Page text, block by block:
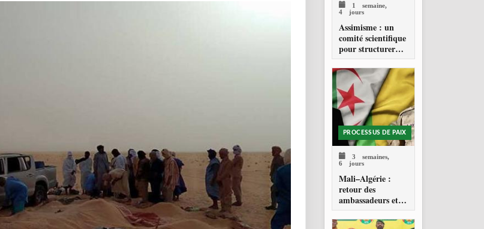
1 semaine,
4 jours
Assimisme : un
comité scientifique
pour structurer
une doctrine de la
refondation
PROCESSUS DE PAIX
3 semaines,
6 jours
Mali–Algérie :
retour des
ambassadeurs et
réouverture des
espaces aériens